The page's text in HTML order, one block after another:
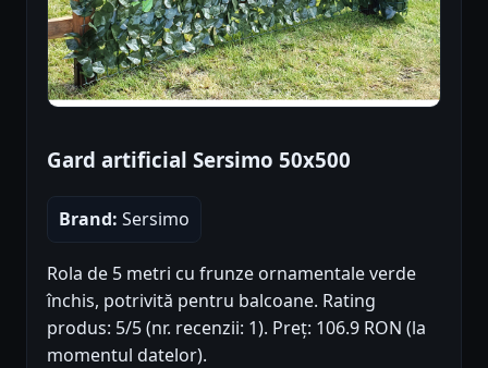
Gard artificial Sersimo 50x500
Brand: Sersimo
Rola de 5 metri cu frunze ornamentale verde
închis, potrivită pentru balcoane. Rating
produs: 5/5 (nr. recenzii: 1). Preț: 106.9 RON (la
momentul datelor).